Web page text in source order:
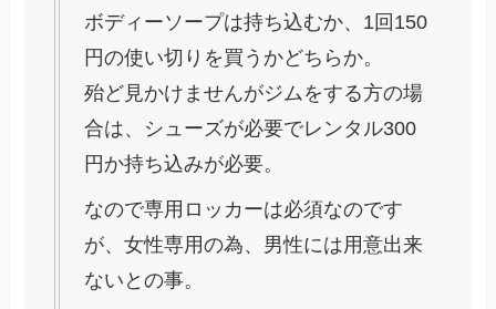
ボディーソープは持ち込むか、1回150
円の使い切りを買うかどちらか。
殆ど見かけませんがジムをする方の場
合は、シューズが必要でレンタル300
円か持ち込みが必要。
なので専用ロッカーは必須なのです
が、女性専用の為、男性には用意出来
ないとの事。